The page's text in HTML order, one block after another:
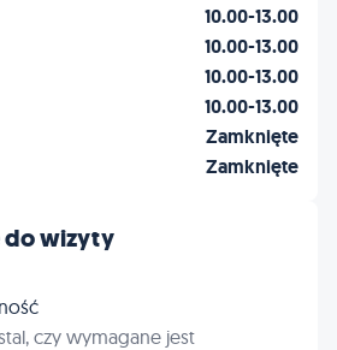
10.00-13.00
10.00-13.00
10.00-13.00
10.00-13.00
Zamknięte
Zamknięte
do wizyty
czy wymagane jest